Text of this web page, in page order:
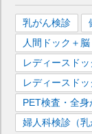
乳がん検診
人間ドック＋脳
レディースド
レディースド
PET検査・全
婦人科検診（乳